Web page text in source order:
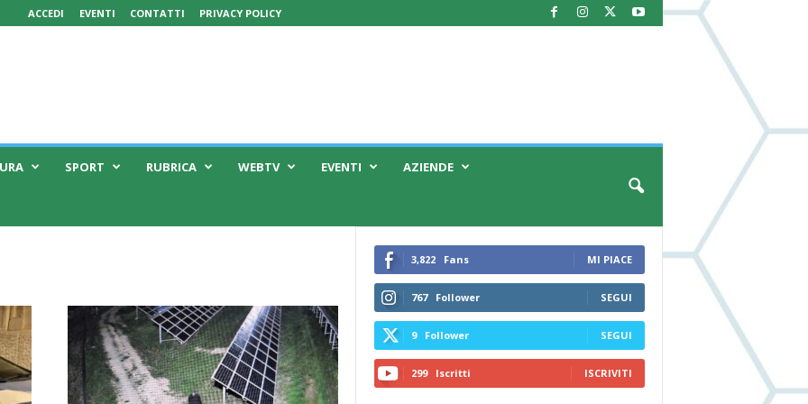
ACCEDI EVENTI CONTATTI PRIVACY POLICY
SPORT RUBRICA WEBTV EVENTI AZIENDE
3,822 Fans MI PIACE
767 Follower SEGUI
9 Follower SEGUI
299 Iscritti ISCRIVITI